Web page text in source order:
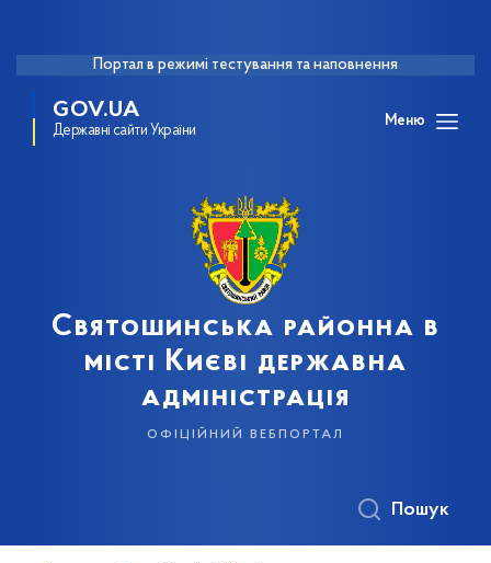
Портал в режимі тестування та наповнення
GOV.UA
Державні сайти України
Меню
Святошинська районна в
місті Києві державна
адміністрація
офіційний вебпортал
Пошук